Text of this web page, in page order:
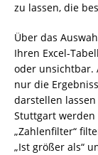
zu lassen, die
Über das
Ihren Excel-
oder unsichtbar.
nur die
darstellen
Stuttgart
„Zahlenfilter“
„Ist größer als“